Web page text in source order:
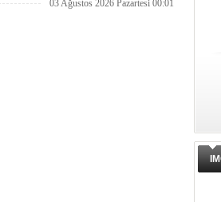
03 Ağustos 2026 Pazartesi 00:01